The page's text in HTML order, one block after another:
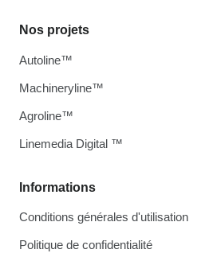
Informations
Conditions générales d'utilisation
Politique de confidentialité
Nos projets
Autoline™
Machineryline™
Agroline™
Linemedia Digital ™